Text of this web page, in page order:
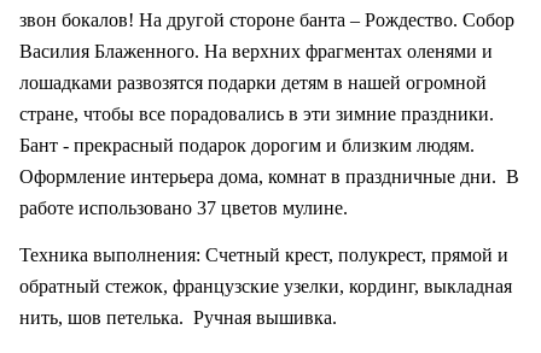
звон бокалов! На другой стороне банта – Рождество. Собор
Василия Блаженного. На верхних фрагментах оленями и
лошадками развозятся подарки детям в нашей огромной
стране, чтобы все порадовались в эти зимние праздники.
Бант - прекрасный подарок дорогим и близким людям.
Оформление интерьера дома, комнат в праздничные дни. В
работе использовано 37 цветов мулине.
Техника выполнения: Счетный крест, полукрест, прямой и
обратный стежок, французские узелки, кординг, выкладная
нить, шов петелька. Ручная вышивка.